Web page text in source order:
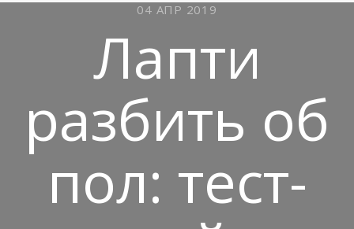
04 АПР 2019
Лапти
разбить об
пол: тест-